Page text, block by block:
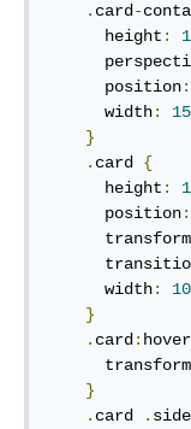
. card-
height :
position:
width:
}
. card {
height :
position:
transform
width:
}
. card: hover
transform
}
. card . side